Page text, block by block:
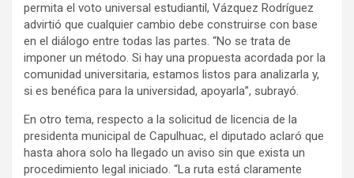
permita el voto universal estudiantil, Vázquez Rodríguez
advirtió que cualquier cambio debe construirse con base
en el diálogo entre todas las partes. “No se trata de
imponer un método. Si hay una propuesta acordada por la
comunidad universitaria, estamos listos para analizarla y,
si es benéfica para la universidad, apoyarla”, subrayó.
En otro tema, respecto a la solicitud de licencia de la
presidenta municipal de Capulhuac, el diputado aclaró que
hasta ahora solo ha llegado un aviso sin que exista un
procedimiento legal iniciado. “La ruta está claramente